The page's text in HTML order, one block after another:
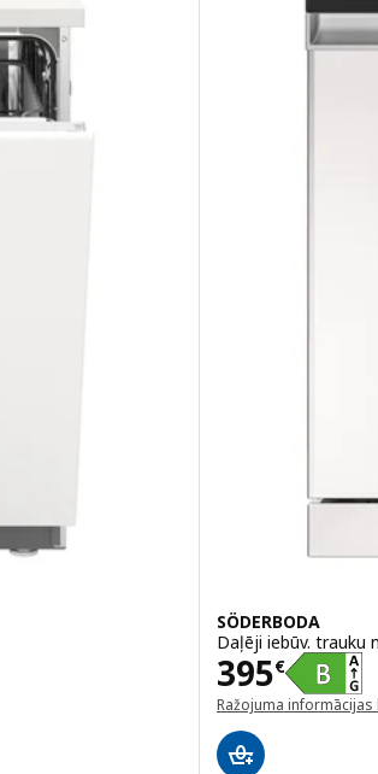
SÖDERBODA
Daļēji iebūv. trauku
395€
Cena 395€
Ražojuma informācijas